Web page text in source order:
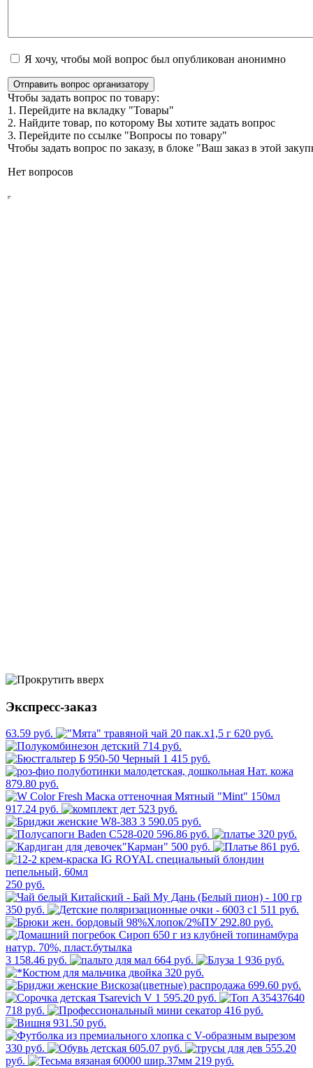
Я хочу, чтобы мой вопрос был опубликован анонимно
Отправить вопрос организатору
Чтобы задать вопрос по товару:
1. Перейдите на вкладку "Товары"
2. Найдите товар, по которому Вы хотите задать вопрос
3. Перейдите по ссылке "Вопросы по товару"
Чтобы задать вопрос по заказу, в блоке "Ваш заказ в этой
Нет вопросов
Экспресс-заказ
63.59 руб.
620 руб.
714 руб.
1 415 руб.
879.80 руб.
917.24 руб.
523 руб.
3 590.05 руб.
596.86 руб.
320 руб.
500 руб.
861 руб.
250 руб.
350 руб.
511 руб.
292.80 руб.
3 158.46 руб. 664 руб.
1 936 руб.
320 руб.
699.60 руб.
595.20 руб.
718 руб.
416 руб.
931.50 руб.
330 руб. 605.07 руб.
555.20
руб.
219 руб.